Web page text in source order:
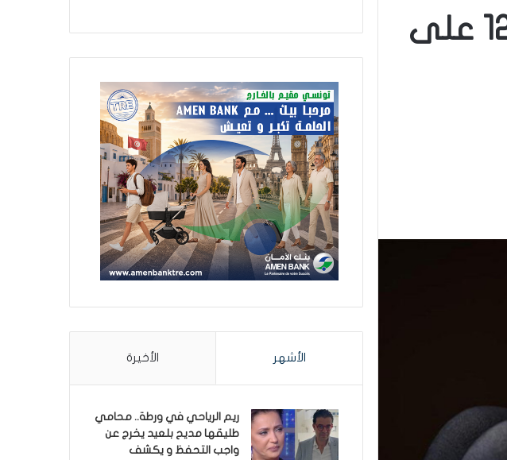
تفاصيل جديدة حول وفاة طفلة الـ 12 على
الأشهر الأخيرة
ريم الرياحي في ورطة.. محامي
طليقها مديح بلعيد يخرج عن
واجب التحفظ و يكشف